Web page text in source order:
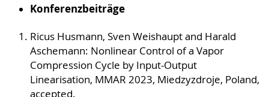
Konferenzbeiträge
Ricus Husmann, Sven Weishaupt and Harald
Aschemann: Nonlinear Control of a Vapor
Compression Cycle by Input-Output
Linearisation, MMAR 2023, Miedzyzdroje, Poland,
accepted.